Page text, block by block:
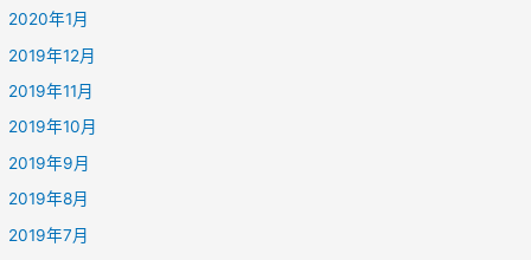
2020年1月
2019年12月
2019年11月
2019年10月
2019年9月
2019年8月
2019年7月